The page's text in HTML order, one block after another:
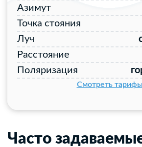
Азимут
Точка стояния
Луч
Расстояние
Поляризация
Смотреть тарифы
Часто